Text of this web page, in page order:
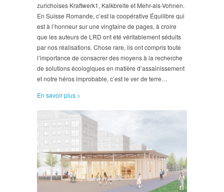
zurichoises Kraftwerk1, Kalkbreite et Mehr-als-Vohnen.
En Suisse Romande, c’est la coopérative Équilibre qui
est à l’honneur sur une vingtaine de pages, à croire
que les auteurs de LRD ont été véritablement séduits
par nos réalisations. Chose rare, ils ont compris toute
l’importance de consacrer des moyens à la recherche
de solutions écologiques en matière d’assainissement
et notre héros improbable, c’est le ver de terre…
En savoir plus >